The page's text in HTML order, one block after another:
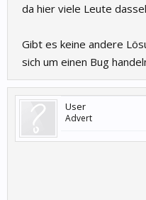
da hier viele Leute
Gibt es keine andere
sich um einen Bug
User
Advert